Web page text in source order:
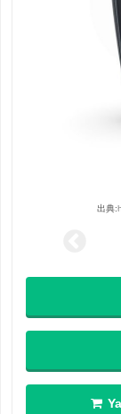
出典: